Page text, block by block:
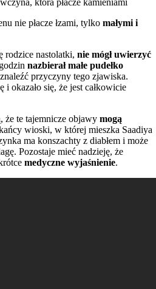
nie płacze łzami, tylko małymi i
rodzice nastolatki, nie mógł uwierzyć
nazbierał małe pudełko
przyczyny tego zjawiska.
i okazało się, że jest całkowicie
że te tajemnicze objawy mogą
wioski, w której mieszka Saadiya
ma konszachty z diabłem i może
Pozostaje mieć nadzieję, że
medyczne wyjaśnienie.